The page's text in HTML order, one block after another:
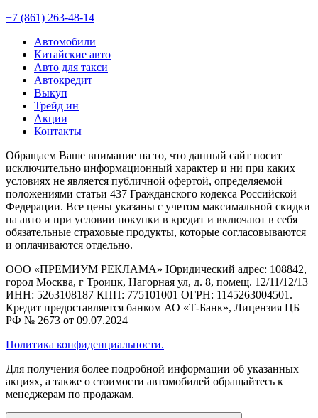
+7 (861) 263-48-14
Автомобили
Китайские авто
Авто для такси
Автокредит
Выкуп
Трейд ин
Акции
Контакты
Обращаем Ваше внимание на то, что данный сайт носит
исключительно информационный характер и ни при каких
условиях не является публичной офертой, определяемой
положениями статьи 437 Гражданского кодекса Российской
Федерации. Все цены указаны с учетом максимальной скидки
на авто и при условии покупки в кредит и включают в себя
обязательные страховые продукты, которые согласовываются
и оплачиваются отдельно.
ООО «ПРЕМИУМ РЕКЛАМА» Юридический адрес: 108842,
город Москва, г Троицк, Нагорная ул, д. 8, помещ. 12/11/12/13
ИНН: 5263108187 КПП: 775101001 ОГРН: 1145263004501.
Кредит предоставляется банком АО «Т-Банк», Лицензия ЦБ
РФ № 2673 от 09.07.2024
Политика конфиденциальности.
Для получения более подробной информации об указанных
акциях, а также о стоимости автомобилей обращайтесь к
менеджерам по продажам.